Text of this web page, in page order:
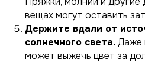
вещах могут оставить
Держите вдали от
солнечного света.Даже
может выжечь цвет за